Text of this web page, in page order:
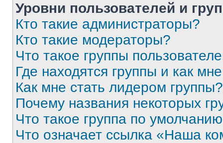
Уровни пользователей и
Кто такие администраторы?
Кто такие модераторы?
Что такое группы
Где находятся группы и как
Как мне стать лидером группы?
Почему названия некоторых
Что такое группа по
Что означает ссылка «Наша